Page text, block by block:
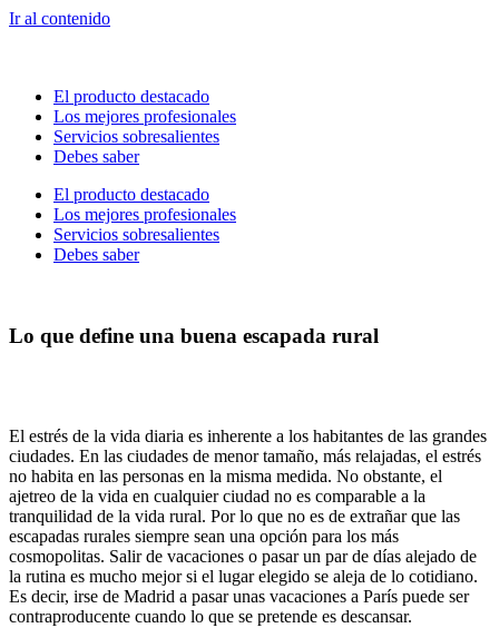
Ir al contenido
El producto destacado
Los mejores profesionales
Servicios sobresalientes
Debes saber
El producto destacado
Los mejores profesionales
Servicios sobresalientes
Debes saber
Lo que define una buena escapada rural
El estrés de la vida diaria es inherente a los habitantes de las grandes
ciudades. En las ciudades de menor tamaño, más relajadas, el estrés
no habita en las personas en la misma medida. No obstante, el
ajetreo de la vida en cualquier ciudad no es comparable a la
tranquilidad de la vida rural. Por lo que no es de extrañar que las
escapadas rurales siempre sean una opción para los más
cosmopolitas. Salir de vacaciones o pasar un par de días alejado de
la rutina es mucho mejor si el lugar elegido se aleja de lo cotidiano.
Es decir, irse de Madrid a pasar unas vacaciones a París puede ser
contraproducente cuando lo que se pretende es descansar.